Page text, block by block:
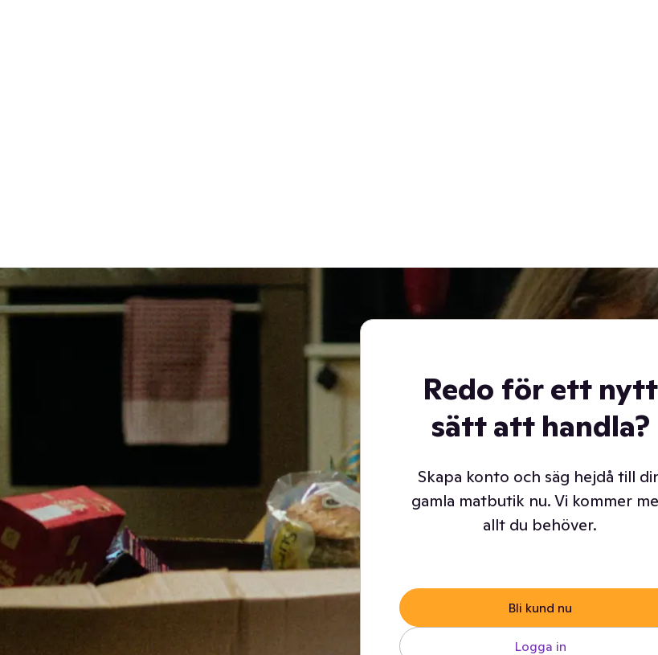
Redo för ett nytt
sätt att handla?
Skapa konto och säg hejdå till
gamla matbutik nu. Vi kommer
allt du behöver.
Bli kund nu
Logga in